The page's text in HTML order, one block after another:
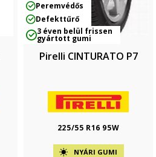
Peremvédős
Defekttűrő
3 éven belül frissen
gyártott gumi
Pirelli CINTURATO P7
225/55 R16 95W
NYÁRI GUMI